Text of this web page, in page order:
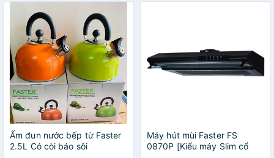
Ấm đun nước bếp từ Faster
2.5L Có còi báo sôi
Máy hút mùi Faster FS
0870P [Kiểu máy Slim cổ